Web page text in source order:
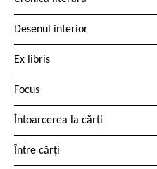
Desenul interior
Ex libris
Focus
Întoarcerea la cărți
Între cărți